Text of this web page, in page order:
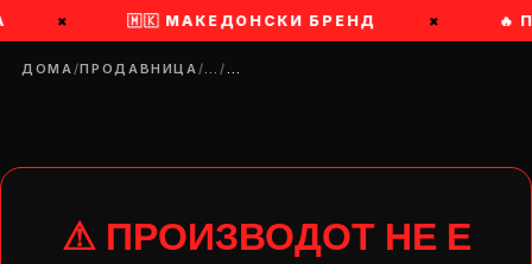
× 🇲🇰 МАКЕДОНСКИ БРЕНД × 🔥
ДОМА/ПРОДАВНИЦА/…/…
⚠ ПРОИЗВОДОТ НЕ Е